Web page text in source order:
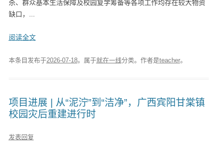
杀、群众基本生活保障及校园复学筹备等各项工作均存在较大物资
缺口，...
阅读全文
本条目发布于2026-07-18。属于就在一线分类。 作者是teacher。
项目进展 | 从“泥泞”到“洁净”，广西宾阳甘棠镇
校园灾后重建进行时
发表回复